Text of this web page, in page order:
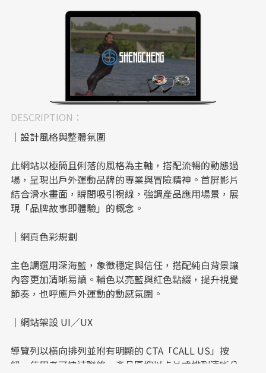
DESCRIPTION：
｜設計風格與整體氛圍
此網站以極簡且俐落的風格為主軸，搭配流暢的動態過
場，呈現出戶外運動品牌的專業與冒險精神。首屏影片
結合滑水畫面，瞬間吸引視線，強調產品應用場景，展
現「品牌故事即體驗」的概念。
｜網頁色彩規劃
主色調選用深海藍，象徵穩定與信任，搭配純白背景讓
內容更加清晰易讀。輔色以亮藍與紅色點綴，提升視覺
節奏，也呼應戶外運動的動感氛圍。
｜網站架設 UI／UX
導覽列以橫向排列並附有明顯的 CTA「CALL US」按
鈕，使用者可快速聯絡。產品區塊以卡片式排列清晰分